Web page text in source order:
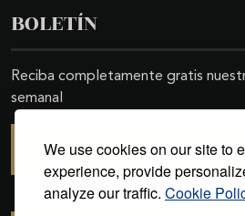
We use cookies on our site to
experience, provide
analyze our traffic. Cookie
BOLETÍN
Reciba completamente gratis
semanal